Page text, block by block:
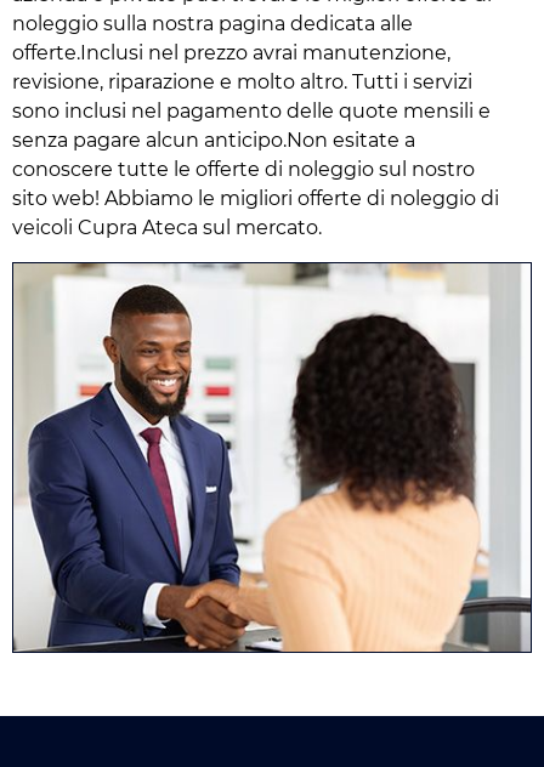
noleggio sulla nostra pagina dedicata alle
offerte.Inclusi nel prezzo avrai manutenzione,
revisione, riparazione e molto altro. Tutti i servizi
sono inclusi nel pagamento delle quote mensili e
senza pagare alcun anticipo.Non esitate a
conoscere tutte le offerte di noleggio sul nostro
sito web! Abbiamo le migliori offerte di noleggio di
veicoli Cupra Ateca sul mercato.